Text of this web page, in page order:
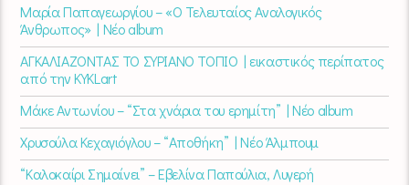
Μαρία Παπαγεωργίου – «Ο Τελευταίος Αναλογικός
Άνθρωπος» | Νέο album
ΑΓΚΑΛΙΑΖΟΝΤΑΣ ΤΟ ΣΥΡΙΑΝΟ ΤΟΠΙΟ | εικαστικός περίπατος
από την KYKLart
Μάκε Αντωνίου – “Στα χνάρια του ερημίτη” | Νέο album
Χρυσούλα Κεχαγιόγλου – “Αποθήκη” | Νέο Άλμπουμ
“Καλοκαίρι Σημαίνει” – Εβελίνα Παπούλια, Λυγερή